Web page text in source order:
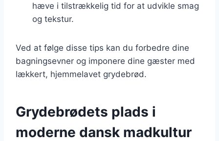
hæve i tilstrækkelig tid for at udvikle smag
og tekstur.
Ved at følge disse tips kan du forbedre dine
bagningsevner og imponere dine gæster med
lækkert, hjemmelavet grydebrød.
Grydebrødets plads i
moderne dansk madkultur